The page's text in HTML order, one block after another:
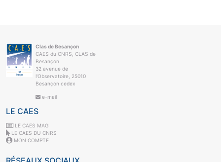
Clas de Besançon
CAES du CNRS, CLAS de
Besançon
32 avenue de
l'Observatoire, 25010
Besançon cedex
e-mail
LE CAES
LE CAES MAG
LE CAES DU CNRS
MON COMPTE